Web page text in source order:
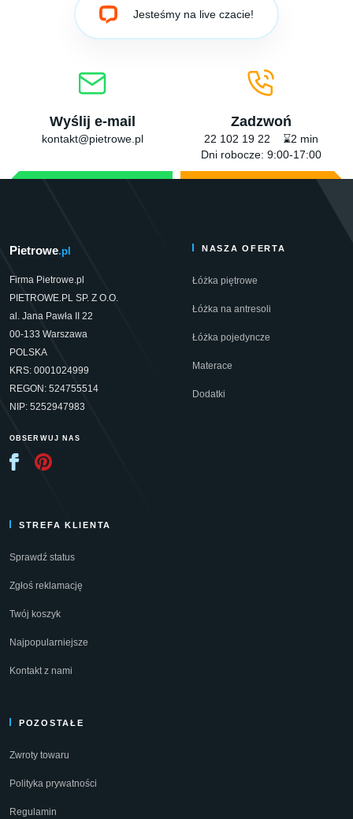
Jesteśmy na live czacie!
Wyślij e-mail
kontakt@pietrowe.pl
Zadzwoń
22 102 19 22 ⌛2 min
Dni robocze: 9:00-17:00
Pietrowe.pl
Firma Pietrowe.pl
PIETROWE.PL SP. Z O.O.
al. Jana Pawła II 22
00-133 Warszawa
POLSKA
KRS: 0001024999
REGON: 524755514
NIP: 5252947983
OBSERWUJ NAS
NASZA OFERTA
Łóżka piętrowe
Łóżka na antresoli
Łóżka pojedyncze
Materace
Dodatki
STREFA KLIENTA
Sprawdź status
Zgłoś reklamację
Twój koszyk
Najpopularniejsze
Kontakt z nami
POZOSTAŁE
Zwroty towaru
Polityka prywatności
Regulamin